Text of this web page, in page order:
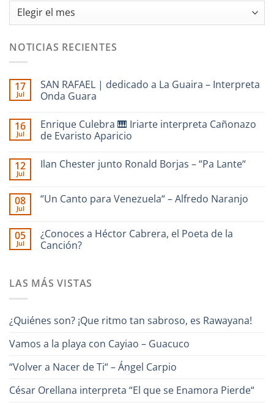
Archivos
NOTICIAS RECIENTES
17
Jul
SAN RAFAEL | dedicado a La Guaira – Interpreta
Onda Guara
comentarios
en
SAN
dedicado
–
Interpreta
16
Jul
Enrique Culebra 🎹 Iriarte interpreta Cañonazo
de Evaristo Aparicio
comentarios
🎹
Iriarte
de
Evaristo
Aparicio
12
Jul
Ilan Chester junto Ronald Borjas – “Pa Lante“
comentarios
en
Ronald
Borjas
–
08
Jul
“Un Canto para Venezuela“ – Alfredo Naranjo
comentarios
en
“Un
Canto
Alfredo
05
Jul
¿Conoces a Héctor Cabrera, el Poeta de la
Canción?
en
¿Conoces
el
la
LAS MÁS VISTAS
¿Quiénes son? ¡Que ritmo tan sabroso, es Rawayana!
Vamos a la playa con Cayiao – Guacuco
“Volver a Nacer de Ti“ – Ángel Carpio
César Orellana interpreta “El que se Enamora Pierde“